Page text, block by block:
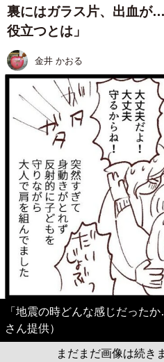
裏にはガラス片、出血が
役立つとは」
金井 かおる
「地震の時どんな感じだった
さん提供）
まだまだ画像は続き